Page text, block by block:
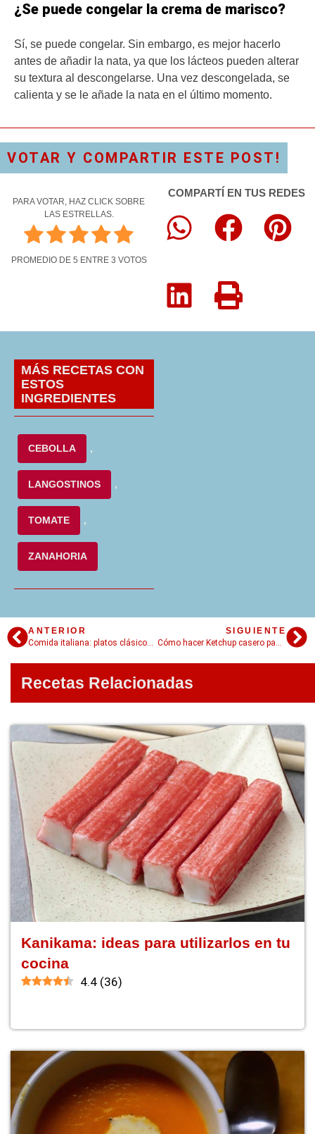
¿Se puede congelar la crema de marisco?
Sí, se puede congelar. Sin embargo, es mejor hacerlo
antes de añadir la nata, ya que los lácteos pueden alterar
su textura al descongelarse. Una vez descongelada, se
calienta y se le añade la nata en el último momento.
VOTAR Y COMPARTIR ESTE POST!
PARA VOTAR, HAZ CLICK SOBRE
LAS ESTRELLAS.
PROMEDIO DE 5 ENTRE 3 VOTOS
COMPARTÍ EN TUS REDES
MÁS RECETAS CON
ESTOS
INGREDIENTES
CEBOLLA ,
LANGOSTINOS ,
TOMATE ,
ZANAHORIA
ANTERIOR
Comida italiana: platos clásicos, recetas completa y cómo prepararlos en casa
SIGUIENTE
Cómo hacer Ketchup casero paso a paso (queda mejor que el comprado)
Recetas Relacionadas
Kanikama: ideas para utilizarlos en tu
cocina
4.4 (36)